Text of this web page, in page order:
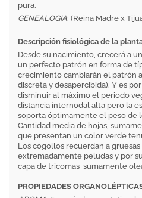
pura.
GENEALOGIA: (Reina Madre x
Descripción fisiológica de la
Desde su nacimiento, crecerá a
un perfecto patrón en forma de
crecimiento cambiarán el patrón
discreta y desapercibida). Y es
disminuir al máximo el periodo
distancia internodal alta pero la
soporta óptimamente el peso de
Cantidad media de hojas,
que presentan un color verde
Los cogollos recuerdan a
extremadamente peludas y por
capa de tricomas sumamente
PROPIEDADES